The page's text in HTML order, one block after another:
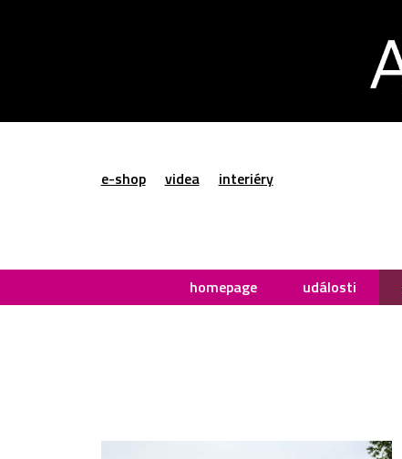
e-shop videa interiéry
homepage události